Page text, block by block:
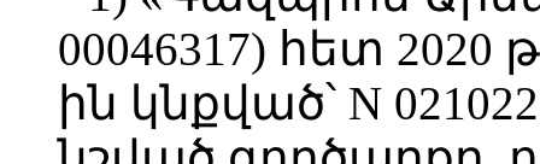
00046317) հետ
ին կնքված՝ N